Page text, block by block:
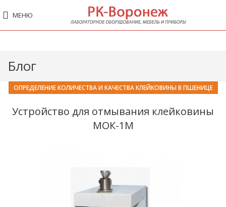
МЕНЮ
Блог
ОПРЕДЕЛЕНИЕ КОЛИЧЕСТВА И КАЧЕСТВА КЛЕЙКОВИНЫ В ПШЕНИЦЕ
Устройство для отмывания клейковины
МОК-1М